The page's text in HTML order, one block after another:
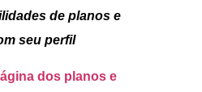
de planos e
seu perfil
dos planos e